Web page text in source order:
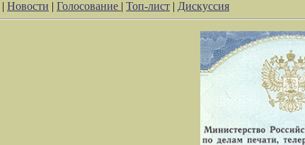
| Новости | Голосование | Топ-лист | Дискуссия